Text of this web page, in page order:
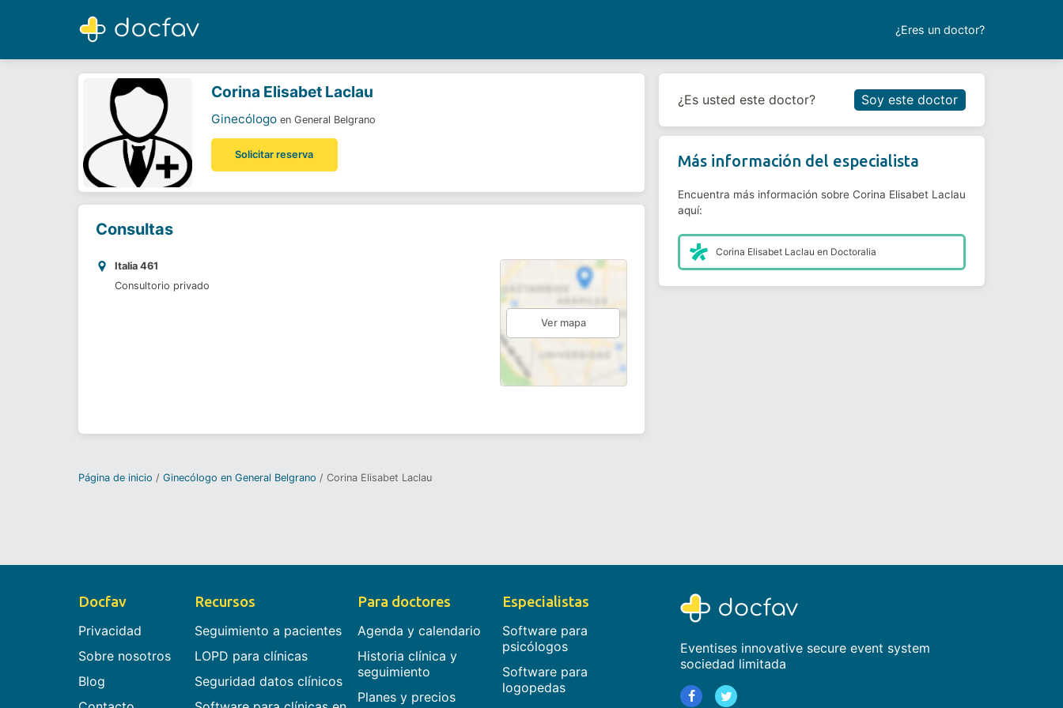
¿Eres un doctor?
Corina Elisabet Laclau
Ginecólogo
Reservar cita
Corina Elisabet Laclau
Ginecólogo en General Belgrano
Solicitar reserva
Consultas
Italia 461
Consultorio privado
Ver mapa
¿Es usted este doctor? Soy este doctor
Más información del especialista
Encuentra más información sobre Corina Elisabet Laclau
aquí:
Corina Elisabet Laclau en Doctoralia
Página de inicio Ginecólogo en General Belgrano Corina Elisabet Laclau
Docfav
Privacidad
Sobre nosotros
Blog
Recursos
Seguimiento a pacientes
LOPD para clínicas
Seguridad datos clínicos
Para doctores
Agenda y calendario
Historia clínica y
seguimiento
Planes y precios
Especialistas
Software para
psicólogos
Software para
logopedas
Eventises innovative secure event system
sociedad limitada